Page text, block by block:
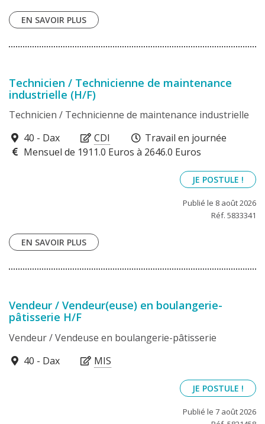
EN SAVOIR PLUS
Technicien / Technicienne de maintenance
industrielle (H/F)
Technicien / Technicienne de maintenance industrielle
40100
40 - Dax CDI
Travail en journée
Mensuel de 1911.0 Euros à 2646.0 Euros
JE POSTULE !
Publié le 8 août 2026
Réf. 5833341
EN SAVOIR PLUS
Vendeur / Vendeur(euse) en boulangerie-
pâtisserie H/F
Vendeur / Vendeuse en boulangerie-pâtisserie
40100
40 - Dax MIS
JE POSTULE !
Publié le 7 août 2026